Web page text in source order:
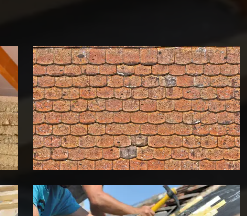
Nettoyage et démoussage de
toiture 39 Jura